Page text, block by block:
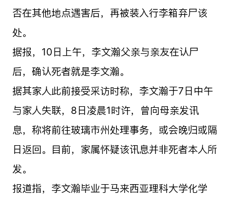
否在其他地点遇害后，再被装入行李箱弃尸该
处。
据报，10日上午，李文瀚父亲与亲友在认尸
后，确认死者就是李文瀚。
据其家人此前接受采访时称，李文瀚于7日中午
与家人失联，8日凌晨1时许，曾向母亲发讯
息，称将前往玻璃市州处理事务，或会晚归或隔
日返回。目前，家属怀疑该讯息并非死者本人所
发。
报道指，李文瀚毕业于马来西亚理科大学化学